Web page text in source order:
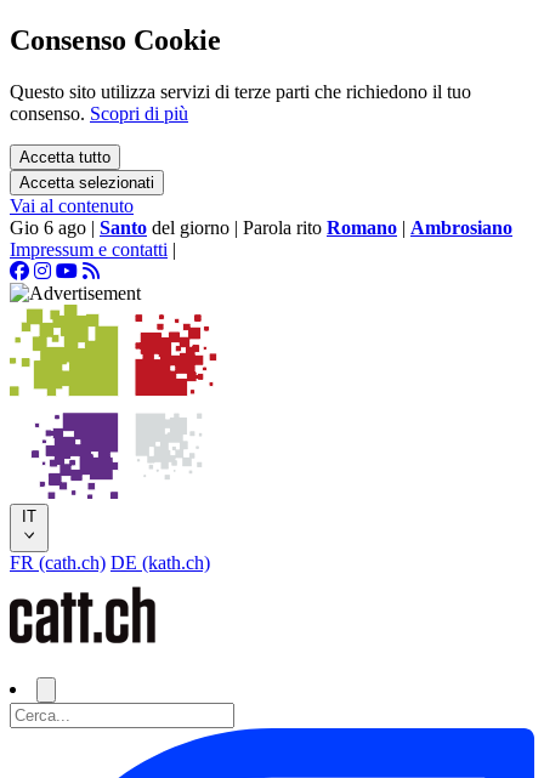
Consenso Cookie
Questo sito utilizza servizi di terze parti che richiedono il tuo
consenso. Scopri di più
Accetta tutto
Accetta selezionati
Vai al contenuto
Gio 6 ago | Santo del giorno | Parola rito Romano | Ambrosiano
Impressum e contatti |
IT
FR (cath.ch) DE (kath.ch)